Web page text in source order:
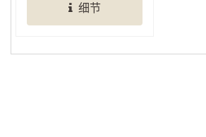
设计，借助磁力感应方
隐藏轨道，让磁力式回
细节